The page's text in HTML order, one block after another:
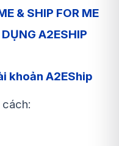
& SHIP FOR ME
A2ESHIP
khoản A2EShip